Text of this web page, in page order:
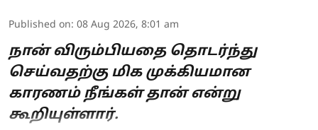
Published on: 08 Aug 2026, 8:01 am
நான் விரும்பியதை தொடர்ந்து
செய்வதற்கு மிக முக்கியமான
காரணம் நீங்கள் தான் என்று
கூறியுள்ளார்.